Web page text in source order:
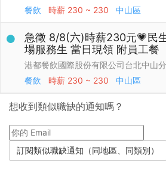
餐飲
時薪 230 ~ 230 中山區
急徵 8/8(六)時薪230元💗民
場服務生 當日現領 附員工餐
港都餐飲國際股份有限公司台北中山
餐飲
時薪 230 ~ 230 中山區
想收到類似職缺的通知嗎？